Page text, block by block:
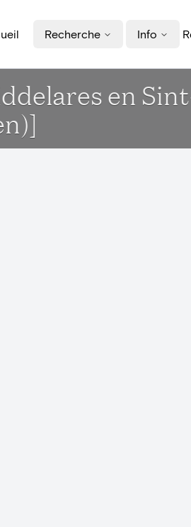
Recherche Info
en